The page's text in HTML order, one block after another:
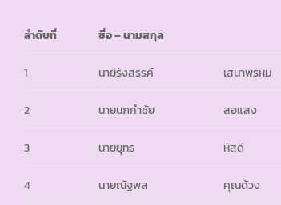
ลำดับที่ ชื่อ – นามสกุล
1 นายรังสรรค์ เสนาพรหม
2 นายนภกำชัย สอแสง
3 นายยุทธ หัสดี
4 นายณัฐพล คุณด้วง